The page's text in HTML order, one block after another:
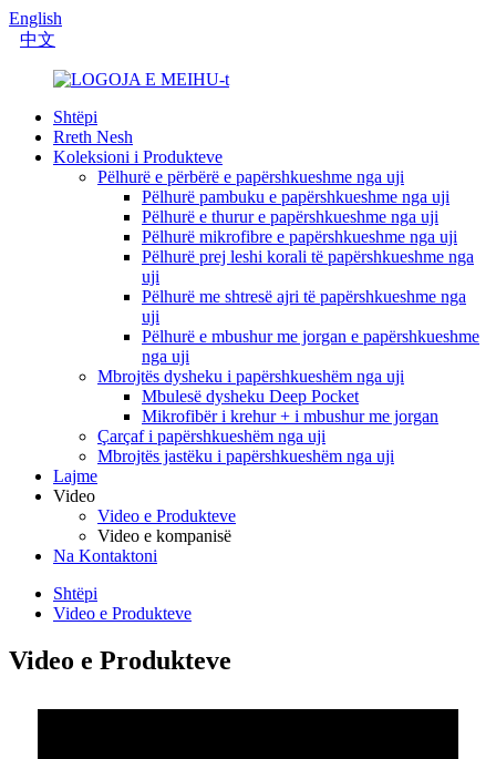
English
中文
Shtëpi
Rreth Nesh
Koleksioni i Produkteve
Pëlhurë e përbërë e papërshkueshme nga uji
Pëlhurë pambuku e papërshkueshme nga uji
Pëlhurë e thurur e papërshkueshme nga uji
Pëlhurë mikrofibre e papërshkueshme nga uji
Pëlhurë prej leshi korali të papërshkueshme nga
uji
Pëlhurë me shtresë ajri të papërshkueshme nga
uji
Pëlhurë e mbushur me jorgan e papërshkueshme
nga uji
Mbrojtës dysheku i papërshkueshëm nga uji
Mbulesë dysheku Deep Pocket
Mikrofibër i krehur + i mbushur me jorgan
Çarçaf i papërshkueshëm nga uji
Mbrojtës jastëku i papërshkueshëm nga uji
Lajme
Video
Video e Produkteve
Video e kompanisë
Na Kontaktoni
Shtëpi
Video e Produkteve
Video e Produkteve